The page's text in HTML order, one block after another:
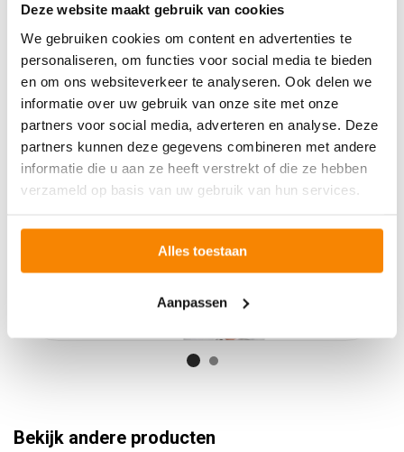
Deze website maakt gebruik van cookies
We gebruiken cookies om content en advertenties te
personaliseren, om functies voor social media te bieden
en om ons websiteverkeer te analyseren. Ook delen we
informatie over uw gebruik van onze site met onze
partners voor social media, adverteren en analyse. Deze
partners kunnen deze gegevens combineren met andere
informatie die u aan ze heeft verstrekt of die ze hebben
verzameld op basis van uw gebruik van hun services.
Alles toestaan
Aanpassen
met het LoopCentrum. De combinatie van
adviseren en de looptest, waarbij het
looppatroon via camera en RS Scan wordt
vastgelegd en geanalyseerd, sluit nauw aan
bij onze therapieën om blessures en andere
klachten m.b.t. het bewegingsapparaat te
behandelen."
Erik Wolters
Chiropractor, DGA bij Vividus Centrum voor
Bekijk andere producten